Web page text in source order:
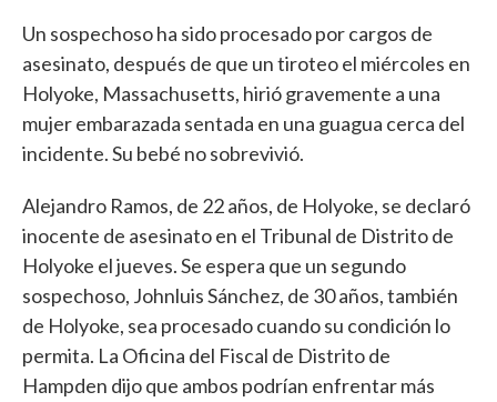
Un sospechoso ha sido procesado por cargos de
asesinato, después de que un tiroteo el miércoles en
Holyoke, Massachusetts, hirió gravemente a una
mujer embarazada sentada en una guagua cerca del
incidente. Su bebé no sobrevivió.
Alejandro Ramos, de 22 años, de Holyoke, se declaró
inocente de asesinato en el Tribunal de Distrito de
Holyoke el jueves. Se espera que un segundo
sospechoso, Johnluis Sánchez, de 30 años, también
de Holyoke, sea procesado cuando su condición lo
permita. La Oficina del Fiscal de Distrito de
Hampden dijo que ambos podrían enfrentar más